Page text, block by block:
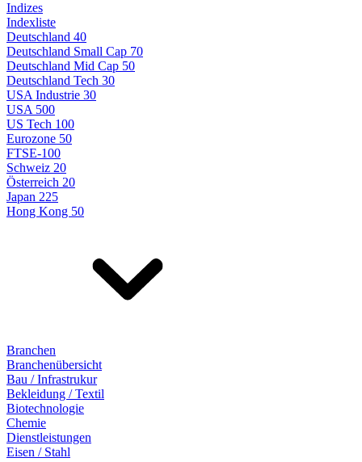
Indizes
Indexliste
Deutschland 40
Deutschland Small Cap 70
Deutschland Mid Cap 50
Deutschland Tech 30
USA Industrie 30
USA 500
US Tech 100
Eurozone 50
FTSE-100
Schweiz 20
Österreich 20
Japan 225
Hong Kong 50
Branchen
Branchenübersicht
Bau / Infrastrukur
Bekleidung / Textil
Biotechnologie
Chemie
Dienstleistungen
Eisen / Stahl